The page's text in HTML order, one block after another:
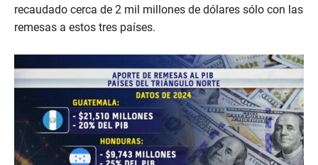
recaudado cerca de 2 mil millones de dólares sólo con las
remesas a estos tres países.